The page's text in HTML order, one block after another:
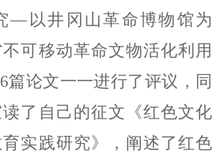
—以井冈山革命博物馆为
可移动革命文物活化利用
篇论文一一进行了评议，同
了自己的征文《红色文化
实践研究》，阐述了红色